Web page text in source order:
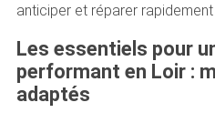
anticiper et réparer
Les essentiels pour
performant en Loir :
adaptés